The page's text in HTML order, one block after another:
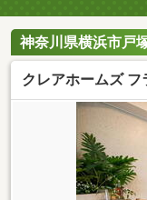
神奈川県横浜市戸
クレアホームズ